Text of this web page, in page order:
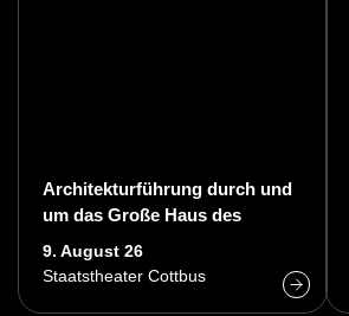
Architekturführung durch und
um das Große Haus des
Staatstheaters Cottbus
9. August 26
Staatstheater Cottbus